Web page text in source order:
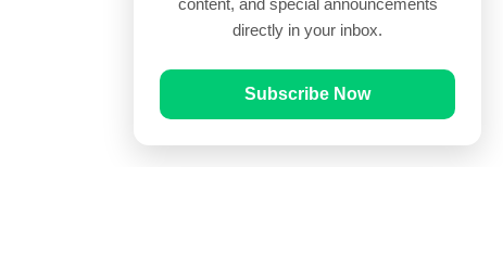
content, and special announcements
directly in your inbox.
Subscribe Now